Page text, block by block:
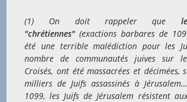
(1) On doit rappeler que
"chrétiennes" (exactions barbares de
été une terrible malédiction pour les
nombre de communautés juives sur
Croisés, ont été massacrées et décimées,
milliers de Juifs assassinés à
1099, les Juifs de Jérusalem résistent